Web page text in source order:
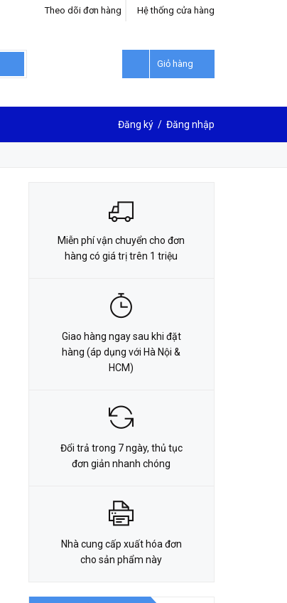
Hệ thống cửa hàng
Theo dõi đơn hàng
Giỏ hàng
Đăng ký / Đăng nhập
LIÊN HỆ ĐẶT HÀNG
Miễn phí vận chuyển cho đơn
hàng có giá trị trên 1 triệu
Giao hàng ngay sau khi đặt
hàng (áp dụng với Hà Nội &
HCM)
Đổi trả trong 7 ngày, thủ tục
đơn giản nhanh chóng
Nhà cung cấp xuất hóa đơn
cho sản phẩm này